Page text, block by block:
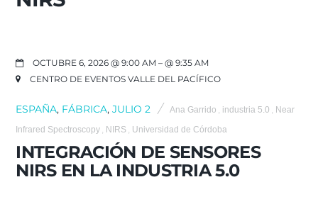
OCTUBRE 6, 2026 @ 9:00 AM– @ 9:35 AM
CENTRO DE EVENTOS VALLE DEL PACÍFICO
ESPAÑA, FÁBRICA,JULIO 2 Ana Garrido industria 5.0 Near
Infrared Spectroscopy NIRS Universidad de Córdoba
INTEGRACIÓN DE SENSORES
NIRS EN LA INDUSTRIA 5.0